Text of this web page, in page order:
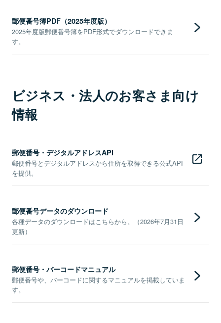
郵便番号簿PDF（2025年度版）
2025年度版郵便番号簿をPDF形式でダウンロードできま
す。
ビジネス・法人のお客さま向け
情報
郵便番号・デジタルアドレスAPI
郵便番号とデジタルアドレスから住所を取得できる公式API
を提供。
郵便番号データのダウンロード
各種データのダウンロードはこちらから。（2026年7月31日
更新）
郵便番号・バーコードマニュアル
郵便番号や、バーコードに関するマニュアルを掲載していま
す。